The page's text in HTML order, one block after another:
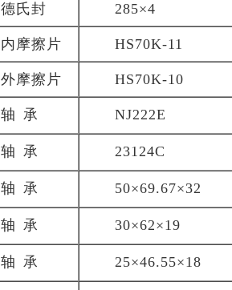
德氏封 285×4
内摩擦片 HS70K-11
外摩擦片 HS70K-10
轴 承 NJ222E
轴 承 23124C
轴 承 50×69.67×32
轴 承 30×62×19
轴 承 25×46.55×18